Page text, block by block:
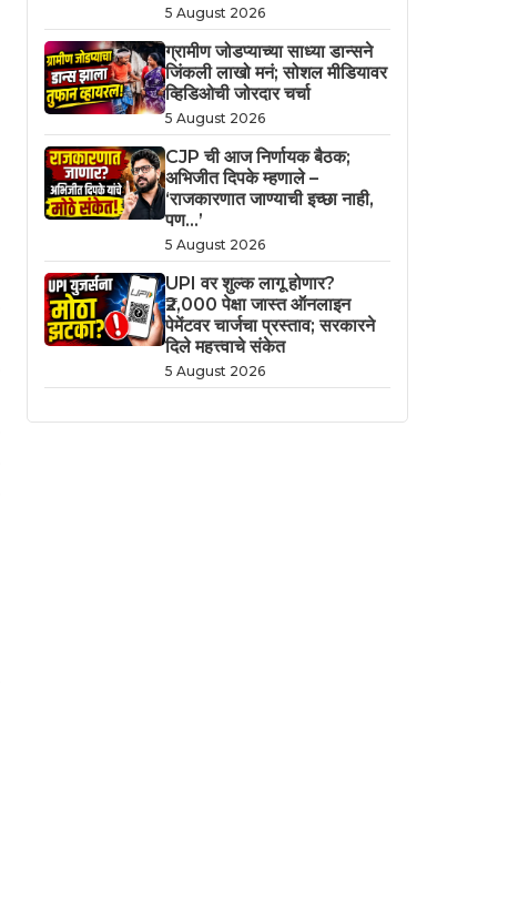
5 August 2026
ग्रामीण जोडप्याच्या साध्या डान्सने
जिंकली लाखो मनं; सोशल मीडियावर
व्हिडिओची जोरदार चर्चा
5 August 2026
CJP ची आज निर्णायक बैठक;
अभिजीत दिपके म्हणाले –
‘राजकारणात जाण्याची इच्छा नाही,
पण…’
5 August 2026
UPI वर शुल्क लागू होणार?
₹2,000 पेक्षा जास्त ऑनलाइन
पेमेंटवर चार्जचा प्रस्ताव; सरकारने
दिले महत्त्वाचे संकेत
5 August 2026